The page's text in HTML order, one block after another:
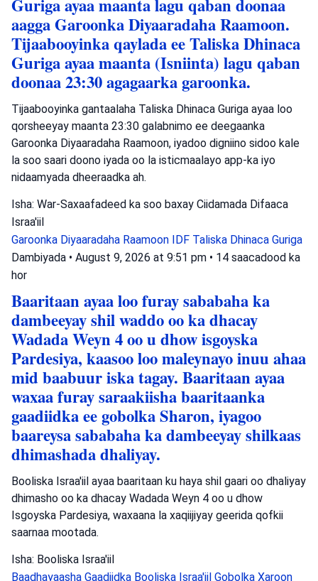
Guriga ayaa maanta lagu qaban doonaa
aagga Garoonka Diyaaradaha Raamoon.
Tijaabooyinka qaylada ee Taliska Dhinaca
Guriga ayaa maanta (Isniinta) lagu qaban
doonaa 23:30 agagaarka garoonka.
Tijaabooyinka gantaalaha Taliska Dhinaca Guriga ayaa loo
qorsheeyay maanta 23:30 galabnimo ee deegaanka
Garoonka Diyaaradaha Raamoon, iyadoo digniino sidoo kale
la soo saari doono iyada oo la isticmaalayo app-ka iyo
nidaamyada dheeraadka ah.
Isha: War-Saxaafadeed ka soo baxay Ciidamada Difaaca
Israa'iil
Garoonka Diyaaradaha Raamoon IDF Taliska Dhinaca Guriga
Dambiyada • August 9, 2026 at 9:51 pm • 14 saacadood ka
hor
Baaritaan ayaa loo furay sababaha ka
dambeeyay shil waddo oo ka dhacay
Wadada Weyn 4 oo u dhow isgoyska
Pardesiya, kaasoo loo maleynayo inuu ahaa
mid baabuur iska tagay. Baaritaan ayaa
waxaa furay saraakiisha baaritaanka
gaadiidka ee gobolka Sharon, iyagoo
baareysa sababaha ka dambeeyay shilkaas
dhimashada dhaliyay.
Booliska Israa'iil ayaa baaritaan ku haya shil gaari oo dhaliyay
dhimasho oo ka dhacay Wadada Weyn 4 oo u dhow
Isgoyska Pardesiya, waxaana la xaqiijiyay geerida qofkii
saarnaa mootada.
Isha: Booliska Israa'iil
Baadhayaasha Gaadiidka Booliska Israa'iil Gobolka Xaroon